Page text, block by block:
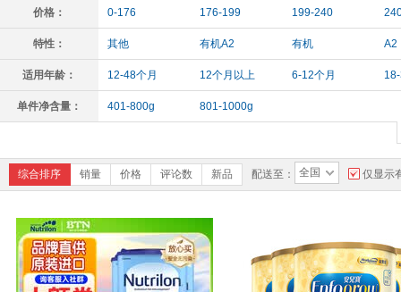
价格： 0-176 176-199 199-240
特性： 其他 有机A2 有机 A2
适用年龄： 12-48个月 12个月以上 6-12个月
10-12个月 10-36个月
单件净含量： 401-800g 801-1000g
综合排序 销量 价格 评论数 新品 配送至： 全国 仅显示